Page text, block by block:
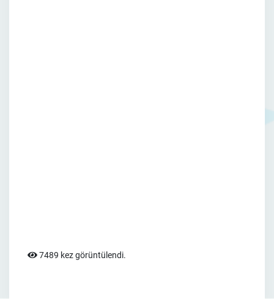
7489 kez görüntülendi.